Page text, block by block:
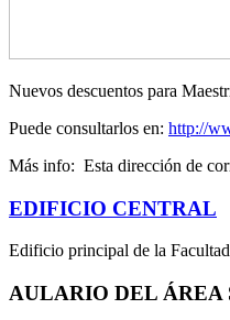
Nuevos descuentos para
Puede consultarlos en: http://
Más info: Esta dirección de
EDIFICIO CENTRAL
Edificio principal de la
AULARIO DEL ÁREA